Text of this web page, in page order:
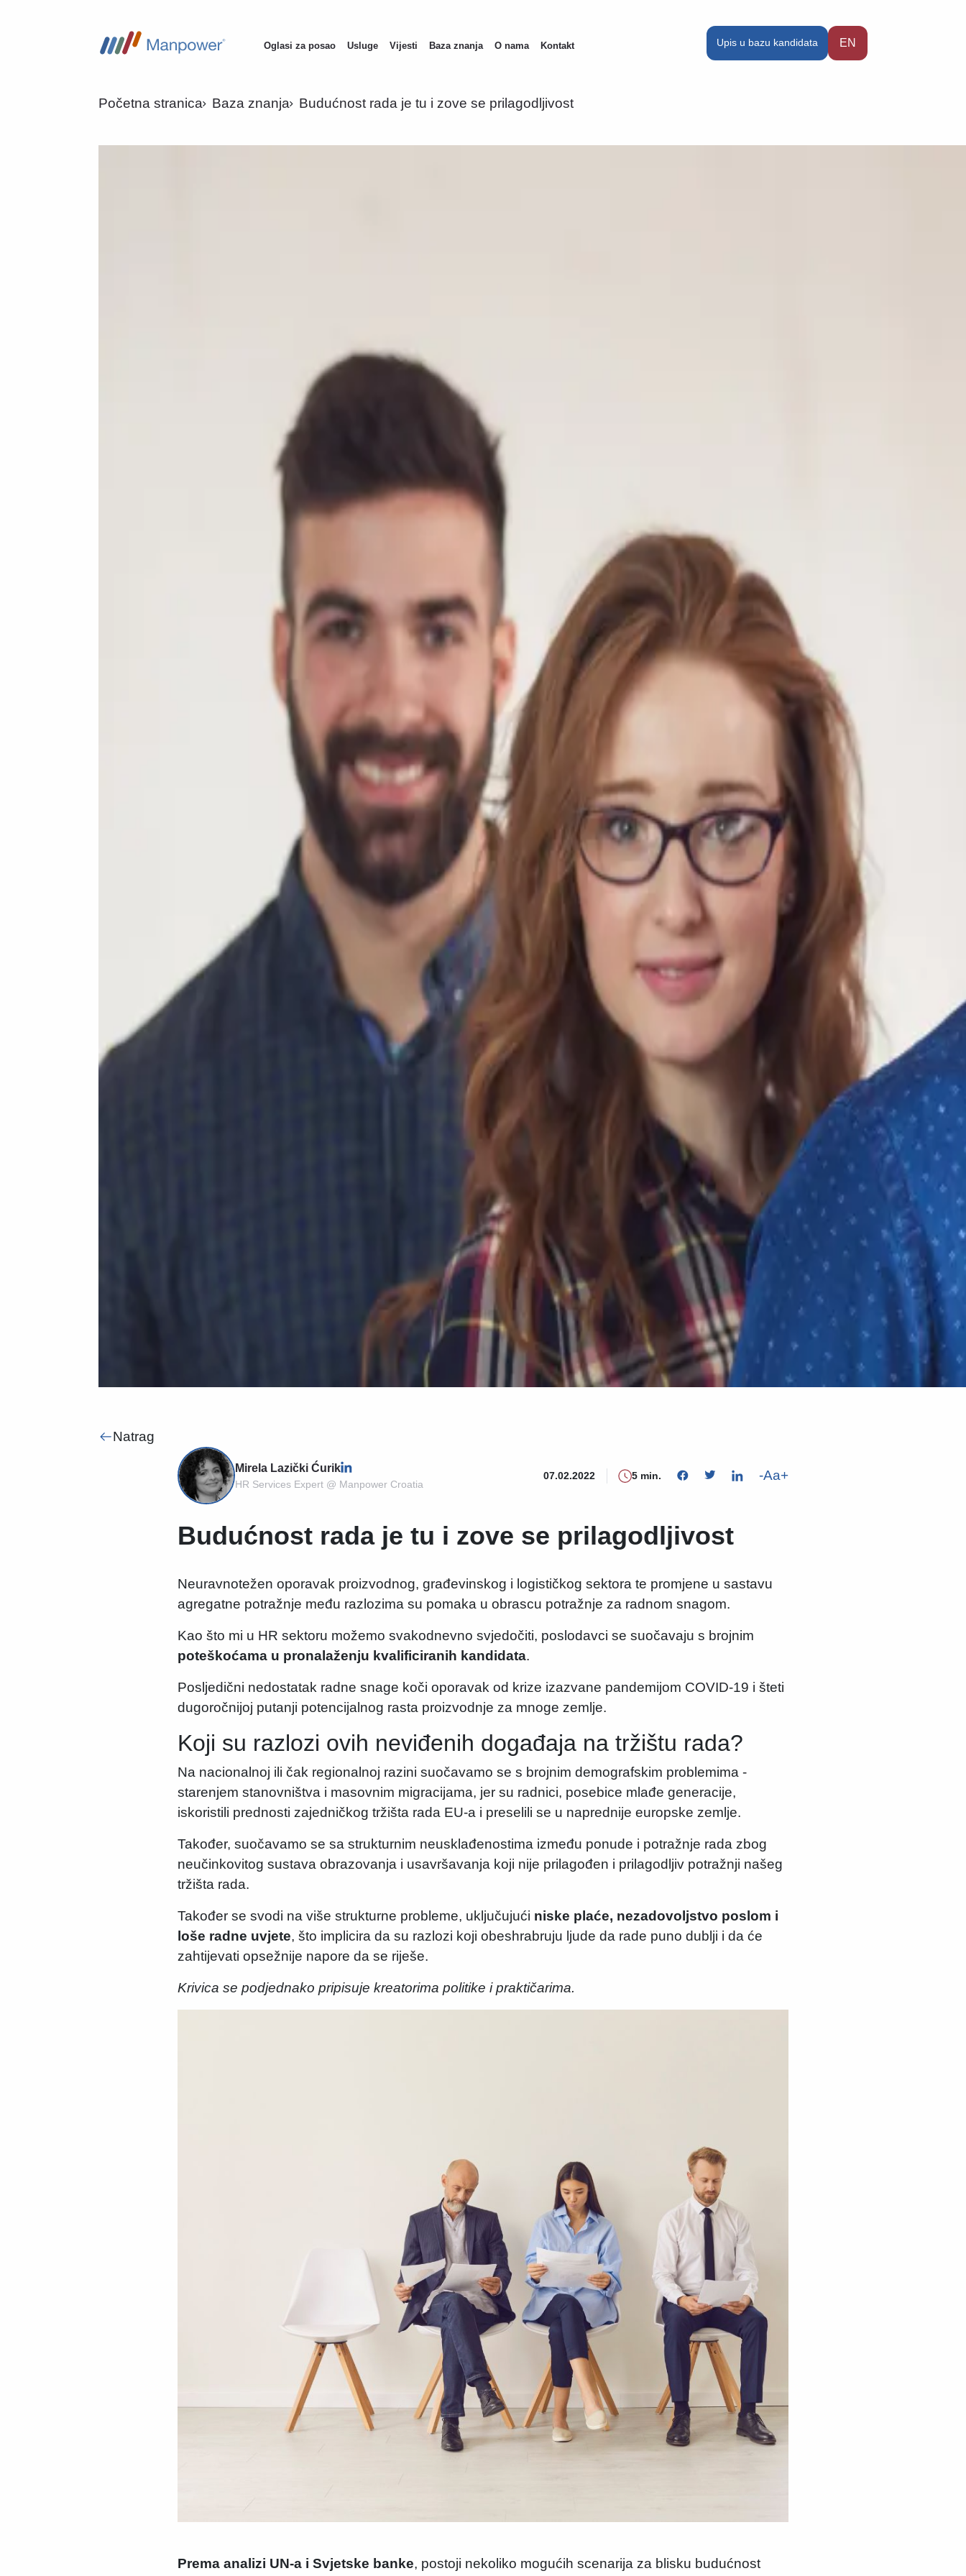
Oglasi za posao Usluge Vijesti Baza znanja O nama Kontakt Upis u bazu kandidata EN
Početna stranica Baza znanja Budućnost rada je tu i zove se prilagodljivost
Natrag
Mirela Lazički Ćurik
HR Services Expert @ Manpower Croatia
07.02.2022 5 min. -Aa+
Budućnost rada je tu i zove se prilagodljivost
Neuravnotežen oporavak proizvodnog, građevinskog i logističkog sektora te promjene u sastavu
agregatne potražnje među razlozima su pomaka u obrascu potražnje za radnom snagom.
Kao što mi u HR sektoru možemo svakodnevno svjedočiti, poslodavci se suočavaju s brojnim
poteškoćama u pronalaženju kvalificiranih kandidata.
Posljedični nedostatak radne snage koči oporavak od krize izazvane pandemijom COVID-19 i šteti
dugoročnijoj putanji potencijalnog rasta proizvodnje za mnoge zemlje.
Koji su razlozi ovih neviđenih događaja na tržištu rada?
Na nacionalnoj ili čak regionalnoj razini suočavamo se s brojnim demografskim problemima -
starenjem stanovništva i masovnim migracijama, jer su radnici, posebice mlađe generacije,
iskoristili prednosti zajedničkog tržišta rada EU-a i preselili se u naprednije europske zemlje.
Također, suočavamo se sa strukturnim neusklađenostima između ponude i potražnje rada zbog
neučinkovitog sustava obrazovanja i usavršavanja koji nije prilagođen i prilagodljiv potražnji našeg
tržišta rada.
Također se svodi na više strukturne probleme, uključujući niske plaće, nezadovoljstvo poslom i
loše radne uvjete, što implicira da su razlozi koji obeshrabruju ljude da rade puno dublji i da će
zahtijevati opsežnije napore da se riješe.
Krivica se podjednako pripisuje kreatorima politike i praktičarima.
Prema analizi UN-a i Svjetske banke, postoji nekoliko mogućih scenarija za blisku budućnost